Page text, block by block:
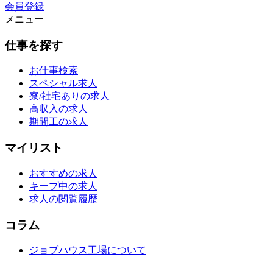
会員登録
メニュー
仕事を探す
お仕事検索
スペシャル求人
寮/社宅ありの求人
高収入の求人
期間工の求人
マイリスト
おすすめの求人
キープ中の求人
求人の閲覧履歴
コラム
ジョブハウス工場について